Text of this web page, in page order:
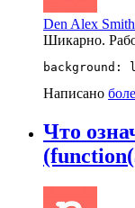
Den Alex Smith
Шикарно.
Написано
Что